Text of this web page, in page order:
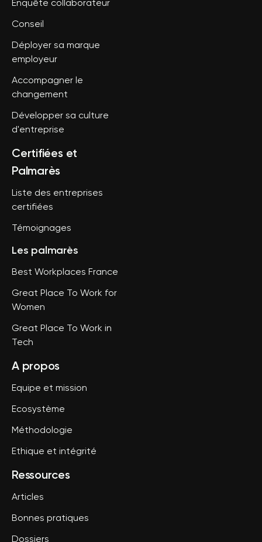
Enquête collaborateur
Conseil
Déployer sa marque
employeur
Accompagner le
changement
Développer sa culture
d'entreprise
Certifiées et
Palmarès
Liste des entreprises
certifiées
Témoignages
Les palmarès
Best Workplaces France
Great Place To Work for
Women
Great Place To Work in
Tech
A propos
Equipe et mission
Ecosystème
Méthodologie
Ethique et intégrité
Ressources
Articles
Bonnes pratiques
Dossiers